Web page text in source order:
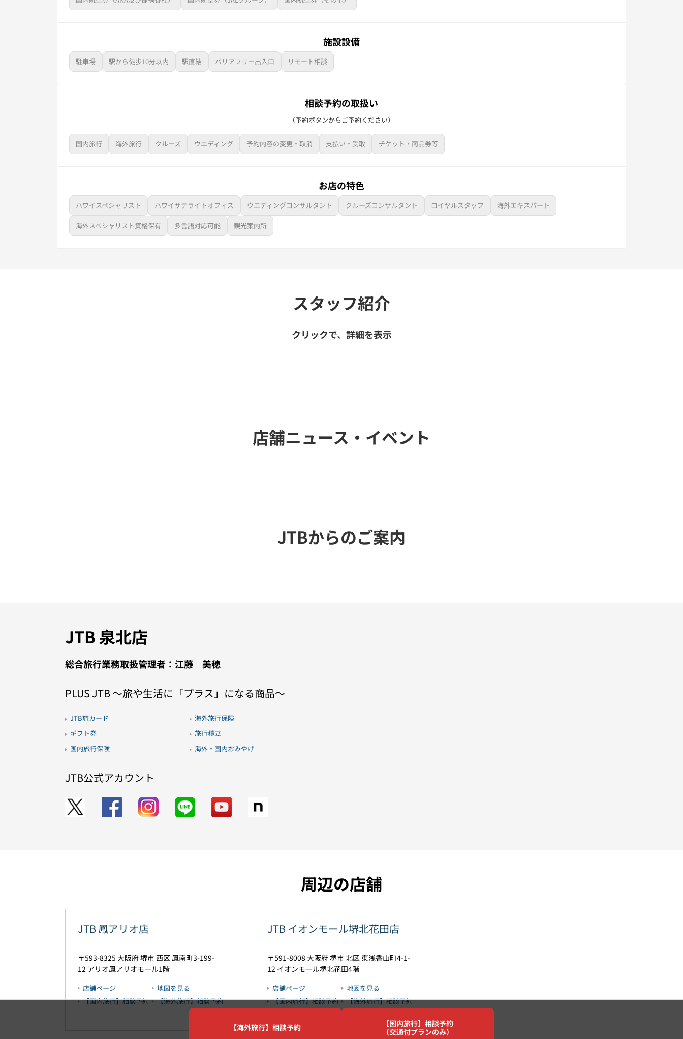
【海外旅行】相談予約
【国内旅行】相談予約
（交通付プランのみ）
施設設備
駐車場 駅から徒歩10分以内 駅直結 バリアフリー出入口 リモート相談
相談予約の取扱い
（予約ボタンからご予約ください）
国内旅行 海外旅行 クルーズ ウエディング 予約内容の変更・取消 支払い・受取 チケット・商品券等
お店の特色
ハワイスペシャリスト ハワイサテライトオフィス ウエディングコンサルタント クルーズコンサルタント ロイヤルスタッフ 海外エキスパート
海外スペシャリスト資格保有 多言語対応可能 観光案内所
スタッフ紹介
クリックで、詳細を表示
店舗ニュース・イベント
JTBからのご案内
JTB 泉北店
総合旅行業務取扱管理者：江藤 美穂
PLUS JTB 〜旅や生活に「プラス」になる商品〜
JTB旅カード
ギフト券
国内旅行保険
海外旅行保険
旅行積立
海外・国内おみやげ
JTB公式アカウント
周辺の店舗
JTB 鳳アリオ店
593-8325 大阪府堺市西区鳳南町3-199-
12 アリオ鳳アリオモール1階
店舗ページ
【国内旅行】相談予約
地図を見る
【海外旅行】相談予約
JTB イオンモール堺北花田店
591-8008 大阪府堺市北区 東浅香山町4-1-
12 イオンモール堺北花田4階
店舗ページ
【国内旅行】相談予約
地図を見る
【海外旅行】相談予約